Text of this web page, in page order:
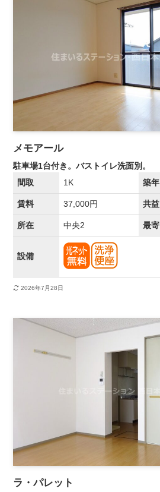
メモアール
駐車場1台付き。バストイレ洗面別。
間取
1K 築年
賃料 37,000円 共益
所在 中央2 最寄
設備
2026年7月28日
ラ・パレット